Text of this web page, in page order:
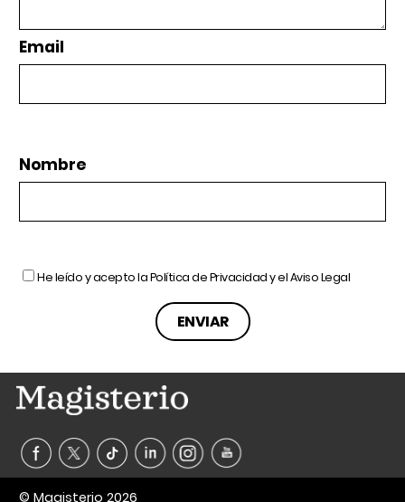
Email
Nombre
He leído y acepto laPolítica de Privacidady elAviso Legal
© Magisterio 2026